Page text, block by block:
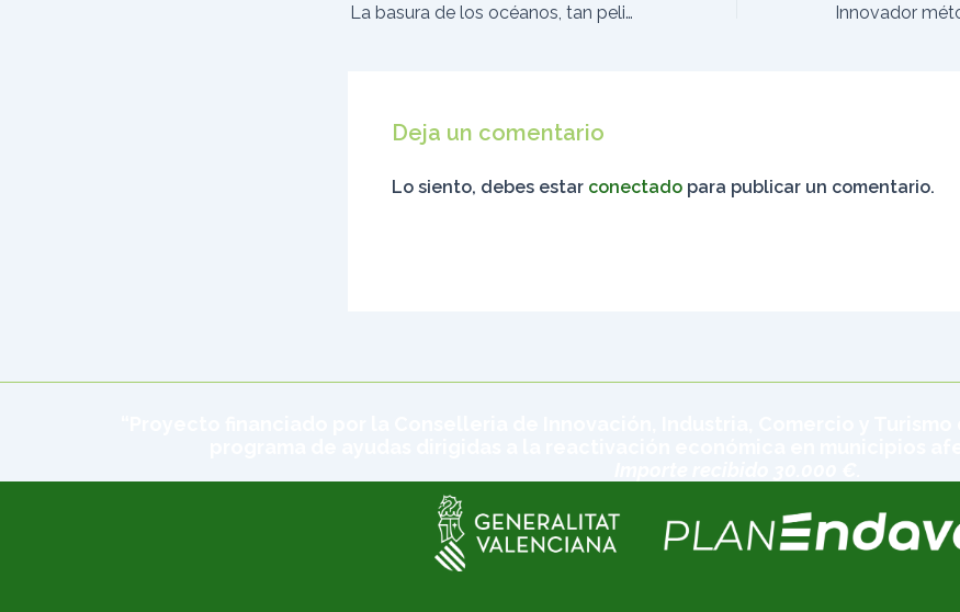
La basura de los océanos, tan peligrosa para el cambio climatico.
Deja un comentario
Lo siento, debes estar conectado para publicar un comentario.